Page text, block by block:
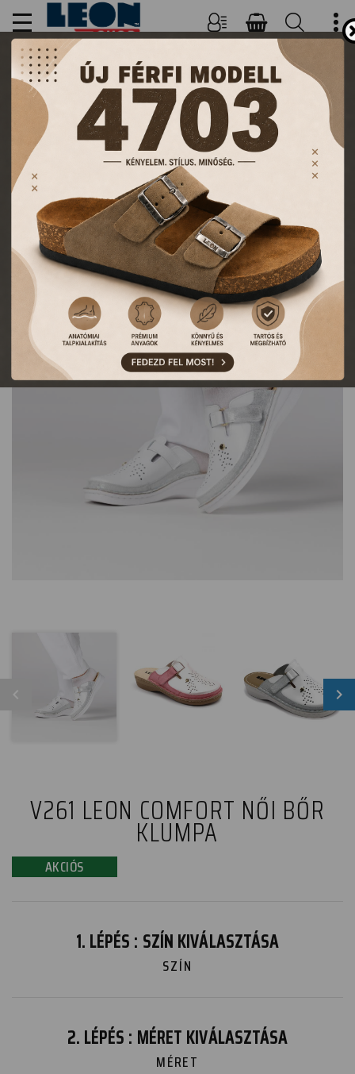
NŐI, FÉRFI PAPUCSOK ÉS
KLUMPÁK
FŐOLDAL TERMÉKEK
V261 LEON COMFORT NŐI BŐR
KLUMPA
AKCIÓS
1. LÉPÉS : SZÍN KIVÁLASZTÁSA
SZÍN
2. LÉPÉS : MÉRET KIVÁLASZTÁSA
MÉRET